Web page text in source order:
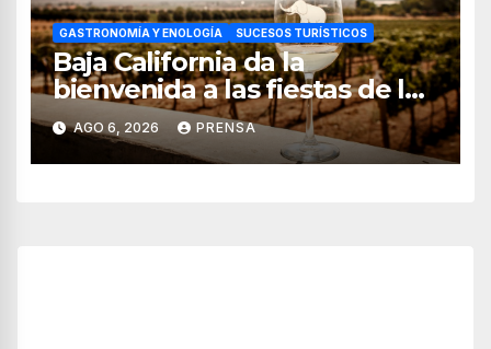
GASTRONOMÍA Y ENOLOGÍA SUCESOS TURÍSTICOS
Baja California da la
bienvenida a las fiestas de la
vendimia 2026
AGO 6, 2026 PRENSA